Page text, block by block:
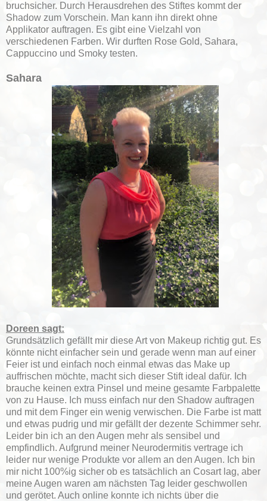
bruchsicher. Durch Herausdrehen des Stiftes kommt der
Shadow zum Vorschein. Man kann ihn direkt ohne
Applikator auftragen. Es gibt eine Vielzahl von
verschiedenen Farben. Wir durften Rose Gold, Sahara,
Cappuccino und Smoky testen.
Sahara
Doreen sagt:
Grundsätzlich gefällt mir diese Art von Makeup richtig gut. Es
könnte nicht einfacher sein und gerade wenn man auf einer
Feier ist und einfach noch einmal etwas das Make up
auffrischen möchte, macht sich dieser Stift ideal dafür. Ich
brauche keinen extra Pinsel und meine gesamte Farbpalette
von zu Hause. Ich muss einfach nur den Shadow auftragen
und mit dem Finger ein wenig verwischen. Die Farbe ist matt
und etwas pudrig und mir gefällt der dezente Schimmer sehr.
Leider bin ich an den Augen mehr als sensibel und
empfindlich. Aufgrund meiner Neurodermitis vertrage ich
leider nur wenige Produkte vor allem an den Augen. Ich bin
mir nicht 100%ig sicher ob es tatsächlich an Cosart lag, aber
meine Augen waren am nächsten Tag leider geschwollen
und gerötet. Auch online konnte ich nichts über die